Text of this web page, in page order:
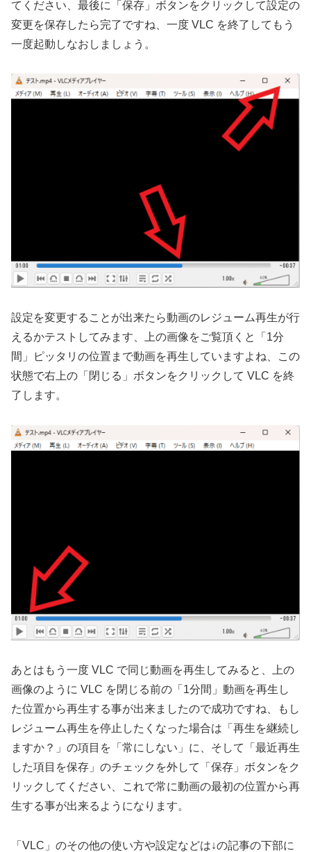
てください、最後に「保存」ボタンをクリックして設定の
変更を保存したら完了ですね、一度 VLC を終了してもう
一度起動しなおしましょう。
設定を変更することが出来たら動画のレジューム再生が行
えるかテストしてみます、上の画像をご覧頂くと「1分
間」ピッタリの位置まで動画を再生していますよね、この
状態で右上の「閉じる」ボタンをクリックして VLC を終
了します。
あとはもう一度 VLC で同じ動画を再生してみると、上の
画像のように VLC を閉じる前の「1分間」動画を再生し
た位置から再生する事が出来ましたので成功ですね、もし
レジューム再生を停止したくなった場合は「再生を継続し
ますか？」の項目を「常にしない」に、そして「最近再生
した項目を保存」のチェックを外して「保存」ボタンをク
リックしてください、これで常に動画の最初の位置から再
生する事が出来るようになります。
「VLC」のその他の使い方や設定などは↓の記事の下部に